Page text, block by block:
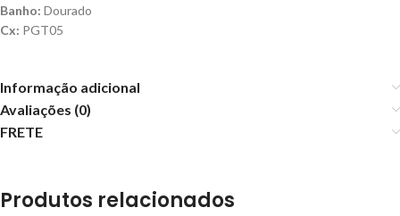
Banho: Dourado
Cx: PGT05
Informação adicional
Avaliações (0)
FRETE
Produtos relacionados